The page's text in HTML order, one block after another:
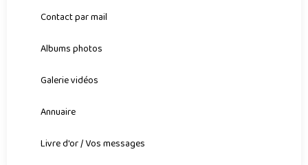
Contact par mail
Albums photos
Galerie vidéos
Annuaire
Livre d'or / Vos messages